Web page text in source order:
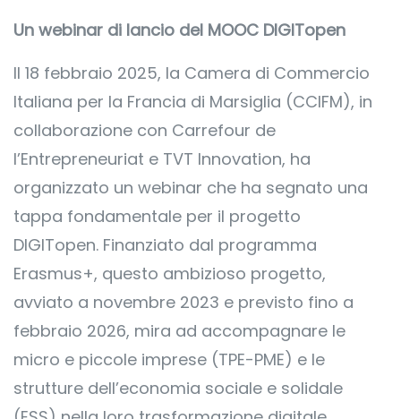
Un webinar di lancio del MOOC DIGITopen
Il 18 febbraio 2025, la Camera di Commercio
Italiana per la Francia di Marsiglia (CCIFM), in
collaborazione con Carrefour de
l’Entrepreneuriat e TVT Innovation, ha
organizzato un webinar che ha segnato una
tappa fondamentale per il progetto
DIGITopen. Finanziato dal programma
Erasmus+, questo ambizioso progetto,
avviato a novembre 2023 e previsto fino a
febbraio 2026, mira ad accompagnare le
micro e piccole imprese (TPE-PME) e le
strutture dell’economia sociale e solidale